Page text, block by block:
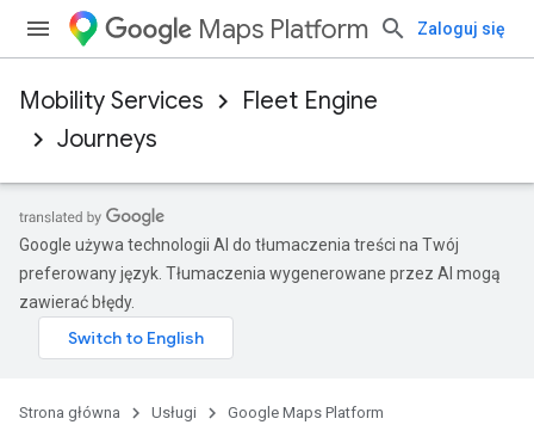
Maps Platform Zaloguj się
Mobility Services
Fleet Engine
Journeys
Google używa technologii AI do tłumaczenia treści na Twój
preferowany język. Tłumaczenia wygenerowane przez AI mogą
zawierać błędy.
Strona główna Usługi
Google Maps Platform